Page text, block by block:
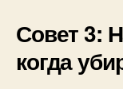
Совет 3:
когда